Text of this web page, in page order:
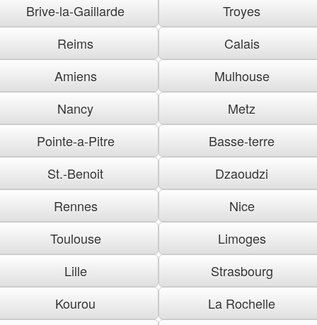
Brive-la-Gaillarde
Troyes
Reims
Calais
Amiens
Mulhouse
Nancy
Metz
Pointe-a-Pitre
Basse-terre
St.-Benoit
Dzaoudzi
Rennes
Nice
Toulouse
Limoges
Lille
Strasbourg
Kourou
La Rochelle